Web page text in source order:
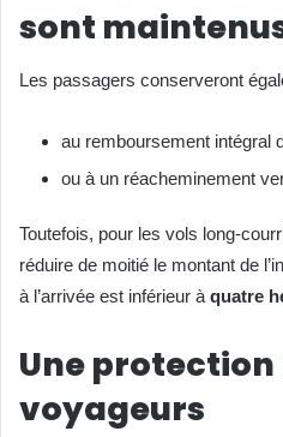
sont
Les passagers conserveront
au remboursement intégral
ou à un réacheminement
Toutefois, pour les vols long-
réduire de moitié le montant de
à l’arrivée est inférieur à quatre
Une
voyageurs